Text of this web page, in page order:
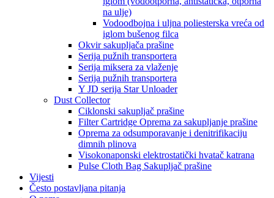
na ulje)
Vodoodbojna i uljna poliesterska vreća od
iglom bušenog filca
Okvir sakupljača prašine
Serija pužnih transportera
Serija miksera za vlaženje
Serija pužnih transportera
Y JD serija Star Unloader
Dust Collector
Ciklonski sakupljač prašine
Filter Cartridge Oprema za sakupljanje prašine
Oprema za odsumporavanje i denitrifikaciju
dimnih plinova
Visokonaponski elektrostatički hvatač katrana
Pulse Cloth Bag Sakupljač prašine
Vijesti
Često postavljana pitanja